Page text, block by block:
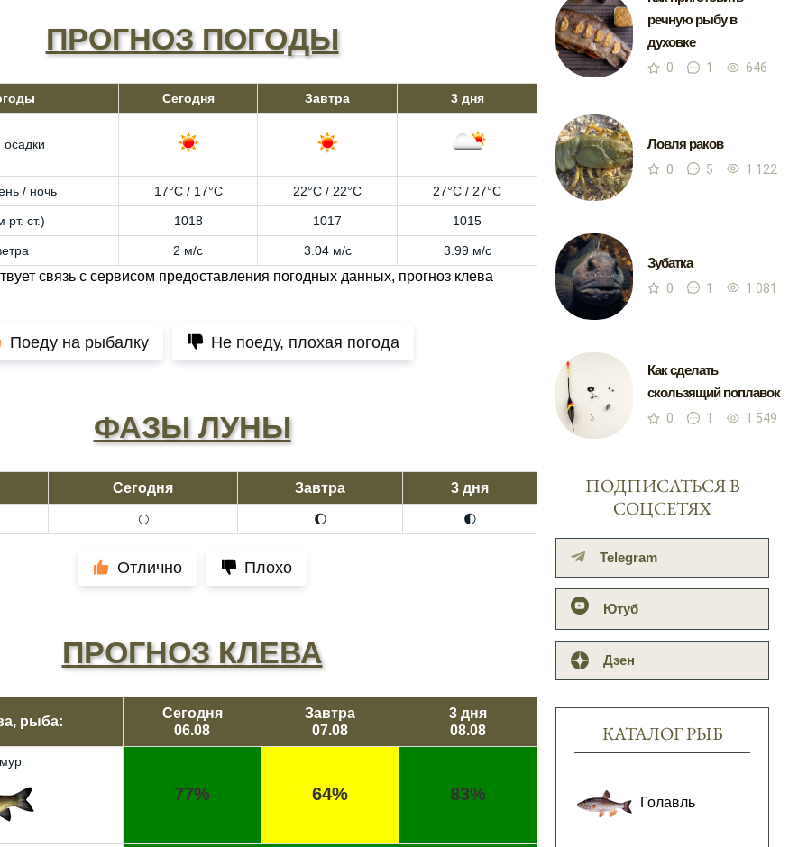
ПРОГНОЗ ПОГОДЫ
Сегодня Завтра 3 дня
/ ночь 17°C / 17°C 22°C / 22°C 27°C / 27°C
ст.) 1018 1017 1015
2 м/с 3.04 м/с 3.99 м/с
связь с сервисом предоставления погодных данных, прогноз клева
Поеду на рыбалку Не поеду, плохая погода
ФАЗЫ ЛУНЫ
Сегодня Завтра 3 дня
🌕 🌔 🌓
Отлично Плохо
ПРОГНОЗ КЛЕВА
рыба:
Сегодня
06.08
Завтра
07.08
3 дня
08.08
77% 64% 83%
речную рыбу в
духовке
0 1 646
Ловля раков
0 5 1 122
Зубатка
0 1 1 081
Как сделать
скользящий поплавок
0 1 1 549
ПОДПИСАТЬСЯ В
СОЦСЕТЯХ
Telegram
Ютуб
Дзен
КАТАЛОГ РЫБ
Голавль